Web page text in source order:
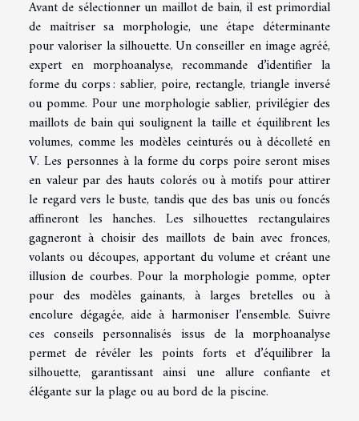
Avant de sélectionner un maillot de bain, il est primordial
de maîtriser sa morphologie, une étape déterminante
pour valoriser la silhouette. Un conseiller en image agréé,
expert en morphoanalyse, recommande d’identifier la
forme du corps : sablier, poire, rectangle, triangle inversé
ou pomme. Pour une morphologie sablier, privilégier des
maillots de bain qui soulignent la taille et équilibrent les
volumes, comme les modèles ceinturés ou à décolleté en
V. Les personnes à la forme du corps poire seront mises
en valeur par des hauts colorés ou à motifs pour attirer
le regard vers le buste, tandis que des bas unis ou foncés
affineront les hanches. Les silhouettes rectangulaires
gagneront à choisir des maillots de bain avec fronces,
volants ou découpes, apportant du volume et créant une
illusion de courbes. Pour la morphologie pomme, opter
pour des modèles gainants, à larges bretelles ou à
encolure dégagée, aide à harmoniser l’ensemble. Suivre
ces conseils personnalisés issus de la morphoanalyse
permet de révéler les points forts et d’équilibrer la
silhouette, garantissant ainsi une allure confiante et
élégante sur la plage ou au bord de la piscine.